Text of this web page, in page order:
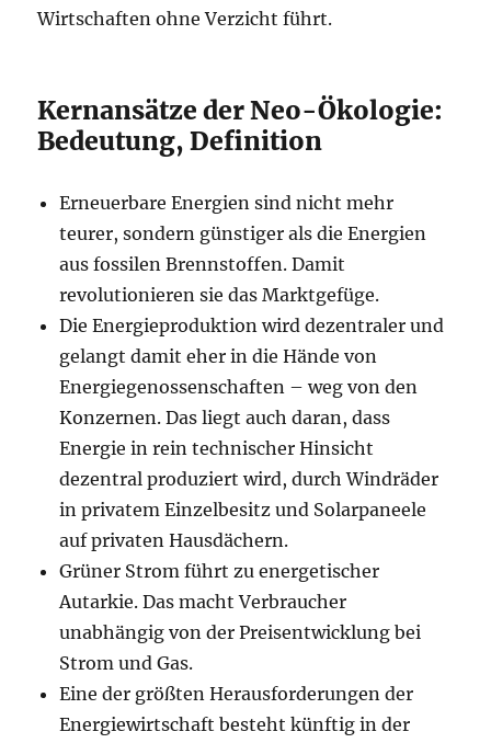
Wirtschaften ohne Verzicht führt.
Kernansätze der Neo-Ökologie:
Bedeutung, Definition
Erneuerbare Energien sind nicht mehr
teurer, sondern günstiger als die Energien
aus fossilen Brennstoffen. Damit
revolutionieren sie das Marktgefüge.
Die Energieproduktion wird dezentraler und
gelangt damit eher in die Hände von
Energiegenossenschaften – weg von den
Konzernen. Das liegt auch daran, dass
Energie in rein technischer Hinsicht
dezentral produziert wird, durch Windräder
in privatem Einzelbesitz und Solarpaneele
auf privaten Hausdächern.
Grüner Strom führt zu energetischer
Autarkie. Das macht Verbraucher
unabhängig von der Preisentwicklung bei
Strom und Gas.
Eine der größten Herausforderungen der
Energiewirtschaft besteht künftig in der